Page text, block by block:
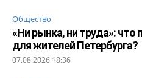
Общество
«Ни рынка, ни труда»: что
для жителей Петербурга?
07.08.2026 18:36